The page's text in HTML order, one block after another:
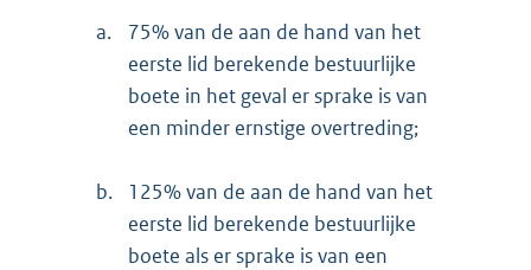
a.
75% van de aan de hand van het
eerste lid berekende bestuurlijke
boete in het geval er sprake is van
een minder ernstige overtreding;
b.
125% van de aan de hand van het
eerste lid berekende bestuurlijke
boete als er sprake is van een